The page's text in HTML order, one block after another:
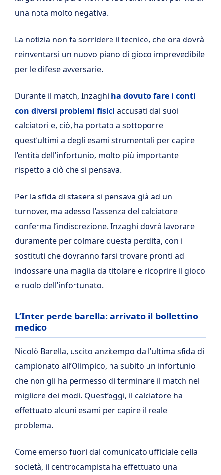
una nota molto negativa.
La notizia non fa sorridere il tecnico, che ora dovrà
reinventarsi un nuovo piano di gioco imprevedibile
per le difese avversarie.
Durante il match, Inzaghi ha dovuto fare i conti
con diversi problemi fisici accusati dai suoi
calciatori e, ciò, ha portato a sottoporre
quest’ultimi a degli esami strumentali per capire
l’entità dell’infortunio, molto più importante
rispetto a ciò che si pensava.
Per la sfida di stasera si pensava già ad un
turnover, ma adesso l’assenza del calciatore
conferma l’indiscrezione. Inzaghi dovrà lavorare
duramente per colmare questa perdita, con i
sostituti che dovranno farsi trovare pronti ad
indossare una maglia da titolare e ricoprire il gioco
e ruolo dell’infortunato.
L’Inter perde barella: arrivato il bollettino
medico
Nicolò Barella, uscito anzitempo dall’ultima sfida di
campionato all’Olimpico, ha subito un infortunio
che non gli ha permesso di terminare il match nel
migliore dei modi. Quest’oggi, il calciatore ha
effettuato alcuni esami per capire il reale
problema.
Come emerso fuori dal comunicato ufficiale della
società, il centrocampista ha effettuato una